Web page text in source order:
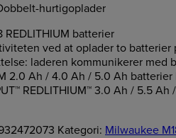
hurtigoplader
REDLITHIUM batterier
ved at oplader to batterier
laderen kommunikerer
2.0 Ah / 4.0 Ah / 5.0 Ah
REDLITHIUM™ 3.0 Ah / 5.5
Kategori: Milwaukee